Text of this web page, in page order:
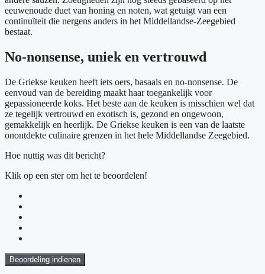
eeuwenoude duet van honing en noten, wat getuigt van een
continuïteit die nergens anders in het Middellandse-Zeegebied
bestaat.
No-nonsense, uniek en vertrouwd
De Griekse keuken heeft iets oers, basaals en no-nonsense. De
eenvoud van de bereiding maakt haar toegankelijk voor
gepassioneerde koks. Het beste aan de keuken is misschien wel dat
ze tegelijk vertrouwd en exotisch is, gezond en ongewoon,
gemakkelijk en heerlijk. De Griekse keuken is een van de laatste
onontdekte culinaire grenzen in het hele Middellandse Zeegebied.
Hoe nuttig was dit bericht?
Klik op een ster om het te beoordelen!
Beoordeling indienen